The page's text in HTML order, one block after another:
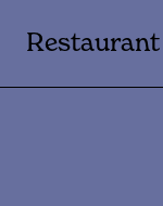
Restaurant